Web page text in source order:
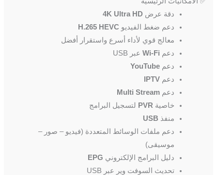
دقة عرض 4K Ultra HD
دعم ضغط الفيديو H.265 HEVC
معالج قوي لأداء أسرع واستقرار أفضل
دعم Wi-Fi عبر USB
دعمYouTube
دعمIPTV
دعمMulti Stream
خاصية PVR لتسجيل البرامج
منفذ USB
دعم ملفات الوسائط المتعددة (فيديو – صور –
موسيقى)
دليل البرامج الإلكتروني EPG
تحديث السوفت وير عبر USB